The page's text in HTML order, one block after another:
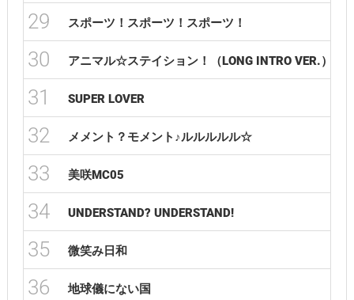
29 スポーツ！スポーツ！スポーツ！
30 アニマル☆ステイション！（LONG INTRO VER.）
31 SUPER LOVER
32 メメント？モメント♪ルルルルル☆
33 美咲MC05
34 UNDERSTAND? UNDERSTAND!
35 微笑み日和
36 地球儀にない国